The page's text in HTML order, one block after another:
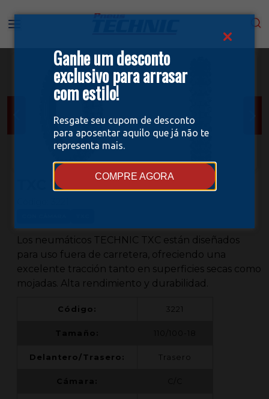
Ganhe um desconto
exclusivo para arrasar
com estilo!
Resgate seu cupom de desconto
para aposentar aquilo que já não te
representa mais.
COMPRE AGORA
TXC 110/100-18
Los neumáticos TECHNIC TXC están diseñados
para uso fuera de carretera, ofreciendo una
excelente tracción tanto en superficies secas como
mojadas. Alta rendimiento y durabilidad.
Código: 3221
Delantero/Trasero: Trasero